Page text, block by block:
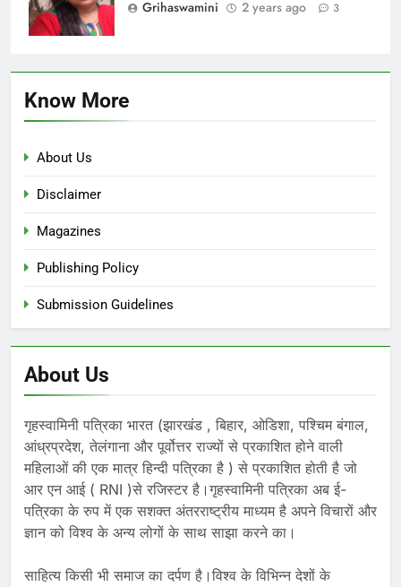
Grihaswamini 2 years ago 3
Know More
About Us
Disclaimer
Magazines
Publishing Policy
Submission Guidelines
About Us
गृहस्वामिनी पत्रिका भारत (झारखंड , बिहार, ओडिशा, पश्चिम बंगाल,
आंध्रप्रदेश, तेलंगाना और पूर्वोत्तर राज्यों से प्रकाशित होने वाली
महिलाओं की एक मात्र हिन्दी पत्रिका है ) से प्रकाशित होती है जो
आर एन आई ( RNI )से रजिस्टर है।गृहस्वामिनी पत्रिका अब ई-
पत्रिका के रुप में एक सशक्त अंतरराष्ट्रीय माध्यम है अपने विचारों और
ज्ञान को विश्व के अन्य लोगों के साथ साझा करने का।
साहित्य किसी भी समाज का दर्पण है।विश्व के विभिन्न देशों के